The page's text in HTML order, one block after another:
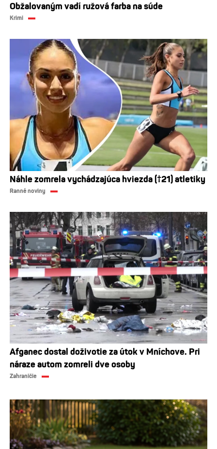
Obžalovaným vadí ružová farba na súde
Krimi
Náhle zomrela vychádzajúca hviezda (†21) atletiky
Ranné noviny
Afganec dostal doživotie za útok v Mníchove. Pri
náraze autom zomreli dve osoby
Zahraničie